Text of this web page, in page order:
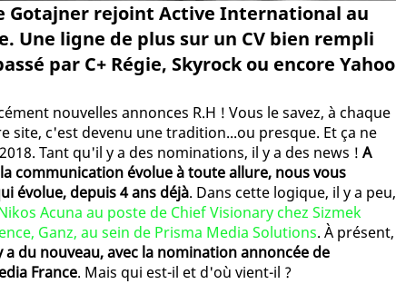
Gotajner rejoint Active International au
Une ligne de plus sur un CV bien rempli
par C+ Régie, Skyrock ou encore Yahoo
nouvelles annonces R.H ! Vous le savez, à chaque
c'est devenu une tradition...ou presque. Et ça ne
Tant qu'il y a des nominations, il y a des news ! A
communication évolue à toute allure, nous vous
évolue, depuis 4 ans déjà. Dans cette logique, il y a peu,
Acuna au poste de Chief Visionary chez Sizmek
Ganz, au sein de Prisma Media Solutions. À présent,
du nouveau, avec la nomination annoncée de
France. Mais qui est-il et d'où vient-il ?